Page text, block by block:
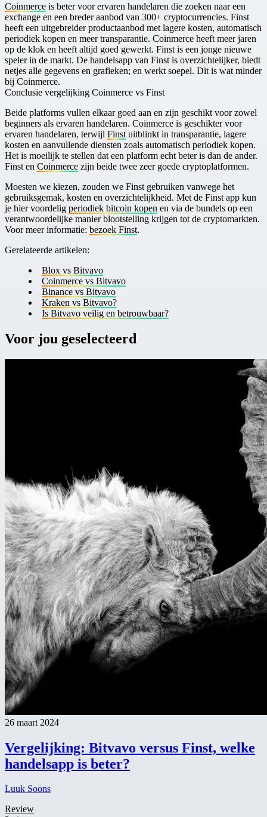
Coinmerce is beter voor ervaren handelaren die zoeken naar een
exchange en een breder aanbod van 300+ cryptocurrencies. Finst
heeft een uitgebreider productaanbod met lagere kosten, automatisch
periodiek kopen en meer transparantie. Coinmerce heeft meer jaren
op de klok en heeft altijd goed gewerkt. Finst is een jonge nieuwe
speler in de markt. D e handelsapp van Finst is overzichtelijker, biedt
netjes alle gegevens en grafieken; en werkt soepel. Dit is wat minder
bij Coinmerce.
Conclusie vergelijking Coinmerce vs Finst
Beide platforms vullen elkaar goed aan en zijn geschikt voor zowel
beginners als ervaren handelaren. Coinmerce is geschikter voor
ervaren handelaren, terwijl Finst uitblinkt in transparantie, lagere
kosten en aanvullende diensten zoals automatisch periodiek kopen.
Het is moeilijk te stellen dat een platform echt beter is dan de ander.
Finst en Coinmerce zijn beide twee zeer goede cryptoplatformen.
Moesten we kiezen, zouden we Finst gebruiken vanwege het
gebruiksgemak, kosten en overzichtelijkheid. Met de Finst app kun
je hier voordelig periodiek bitcoin kopen en via de bundels op een
verantwoordelijke manier blootstelling krijgen tot de cryptomarkten.
Voor meer informatie: bezoek Finst.
G erelateerde artikelen:
B lox vs Bitvavo
C oinmerce vs Bitvavo
B inance vs Bitvavo
K raken vs Bitvavo?
I s Bitvavo veilig en betrouwbaar?
Voor jou geselecteerd
26 maart 2024
Vergelijking: Bitvavo versus Finst, welke
handelsapp is beter?
Luuk Soons
Review